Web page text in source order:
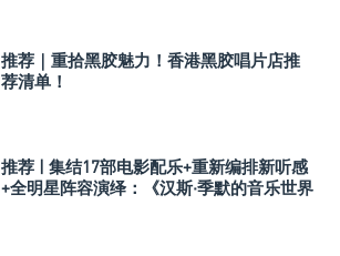
推荐｜重拾黑胶魅力！香港黑胶唱片店推
荐清单！
推荐 | 集结17部电影配乐+重新编排新听感
+全明星阵容演绎：《汉斯·季默的音乐世界